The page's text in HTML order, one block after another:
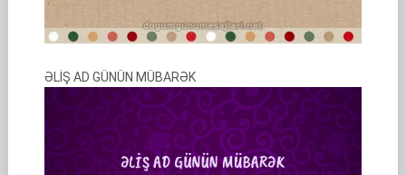
ƏLİŞ AD GÜNÜN MÜBARƏK